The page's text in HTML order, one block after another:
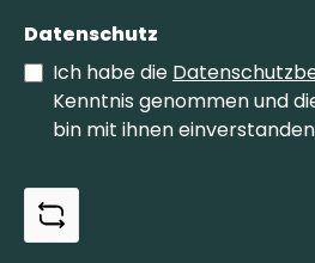
Datenschutz
Ich habe die
Kenntnis genommen und
bin mit ihnen